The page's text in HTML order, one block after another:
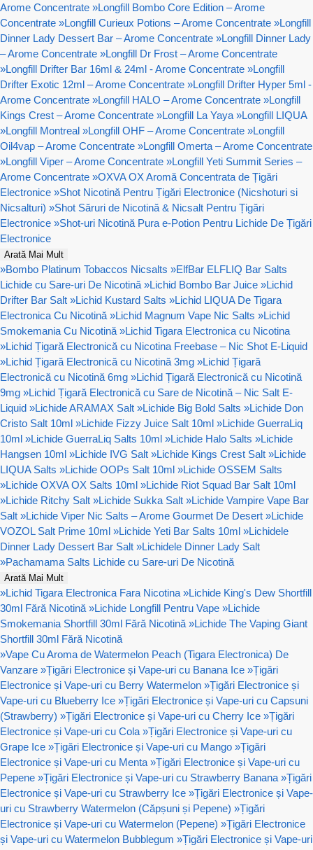
Arome Concentrate »Longfill Bombo Core Edition – Arome
Concentrate »Longfill Curieux Potions – Arome Concentrate »Longfill
Dinner Lady Dessert Bar – Arome Concentrate »Longfill Dinner Lady
– Arome Concentrate »Longfill Dr Frost – Arome Concentrate
»Longfill Drifter Bar 16ml & 24ml - Arome Concentrate »Longfill
Drifter Exotic 12ml – Arome Concentrate »Longfill Drifter Hyper 5ml -
Arome Concentrate »Longfill HALO – Arome Concentrate »Longfill
Kings Crest – Arome Concentrate »Longfill La Yaya »Longfill LIQUA
»Longfill Montreal »Longfill OHF – Arome Concentrate »Longfill
Oil4vap – Arome Concentrate »Longfill Omerta – Arome Concentrate
»Longfill Viper – Arome Concentrate »Longfill Yeti Summit Series –
Arome Concentrate »OXVA OX Aromă Concentrata de Țigări
Electronice »Shot Nicotină Pentru Țigări Electronice (Nicshoturi si
Nicsalturi) »Shot Săruri de Nicotină & Nicsalt Pentru Țigări
Electronice »Shot-uri Nicotină Pura e-Potion Pentru Lichide De Țigări
Electronice
Arată Mai Mult
»Bombo Platinum Tobaccos Nicsalts »ElfBar ELFLIQ Bar Salts
Lichide cu Sare-uri De Nicotină »Lichid Bombo Bar Juice »Lichid
Drifter Bar Salt »Lichid Kustard Salts »Lichid LIQUA De Tigara
Electronica Cu Nicotină »Lichid Magnum Vape Nic Salts »Lichid
Smokemania Cu Nicotină »Lichid Tigara Electronica cu Nicotina
»Lichid Țigară Electronică cu Nicotina Freebase – Nic Shot E-Liquid
»Lichid Țigară Electronică cu Nicotină 3mg »Lichid Țigară
Electronică cu Nicotină 6mg »Lichid Țigară Electronică cu Nicotină
9mg »Lichid Țigară Electronică cu Sare de Nicotină – Nic Salt E-
Liquid »Lichide ARAMAX Salt »Lichide Big Bold Salts »Lichide Don
Cristo Salt 10ml »Lichide Fizzy Juice Salt 10ml »Lichide GuerraLiq
10ml »Lichide GuerraLiq Salts 10ml »Lichide Halo Salts »Lichide
Hangsen 10ml »Lichide IVG Salt »Lichide Kings Crest Salt »Lichide
LIQUA Salts »Lichide OOPs Salt 10ml »Lichide OSSEM Salts
»Lichide OXVA OX Salts 10ml »Lichide Riot Squad Bar Salt 10ml
»Lichide Ritchy Salt »Lichide Sukka Salt »Lichide Vampire Vape Bar
Salt »Lichide Viper Nic Salts – Arome Gourmet De Desert »Lichide
VOZOL Salt Prime 10ml »Lichide Yeti Bar Salts 10ml »Lichidele
Dinner Lady Dessert Bar Salt »Lichidele Dinner Lady Salt
»Pachamama Salts Lichide cu Sare-uri De Nicotină
Arată Mai Mult
»Lichid Tigara Electronica Fara Nicotina »Lichide King's Dew Shortfill
30ml Fără Nicotină »Lichide Longfill Pentru Vape »Lichide
Smokemania Shortfill 30ml Fără Nicotină »Lichide The Vaping Giant
Shortfill 30ml Fără Nicotină
»Vape Cu Aroma de Watermelon Peach (Tigara Electronica) De
Vanzare »Țigări Electronice și Vape-uri cu Banana Ice »Țigări
Electronice și Vape-uri cu Berry Watermelon »Țigări Electronice și
Vape-uri cu Blueberry Ice »Țigări Electronice și Vape-uri cu Capsuni
(Strawberry) »Țigări Electronice și Vape-uri cu Cherry Ice »Țigări
Electronice și Vape-uri cu Cola »Țigări Electronice și Vape-uri cu
Grape Ice »Țigări Electronice și Vape-uri cu Mango »Țigări
Electronice și Vape-uri cu Menta »Țigări Electronice și Vape-uri cu
Pepene »Țigări Electronice și Vape-uri cu Strawberry Banana »Țigări
Electronice și Vape-uri cu Strawberry Ice »Țigări Electronice și Vape-
uri cu Strawberry Watermelon (Căpșuni și Pepene) »Țigări
Electronice și Vape-uri cu Watermelon (Pepene) »Țigări Electronice
și Vape-uri cu Watermelon Bubblegum »Țigări Electronice și Vape-uri